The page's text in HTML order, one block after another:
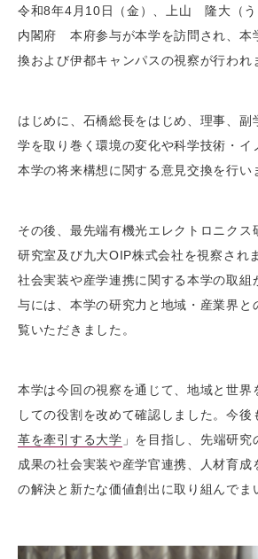
令和8年4月10日（金）、上山 隆大（
内閣府 本府参与が本学を訪問され、本
換および伊都キャンパスの視察が行われ
はじめに、石橋総長をはじめ、理事、副
学を取り巻く環境の変化や科学技術・イ
本学の将来構想に関する意見交換を行い
その後、最先端有機光エレクトロニクス
研究室及び九大OIP株式会社を視察され
社会実装や産学連携に関する本学の取組
与には、本学の研究力と地域・産業界と
覧いただきました。
本学は今回の視察を通じて、地域と世界
しての役割を改めて確認しました。今後
革を牽引する大学 」を目指し、先端研
成果の社会実装や産学官連携、人材育成
の解決と新たな価値創出に取り組んでま